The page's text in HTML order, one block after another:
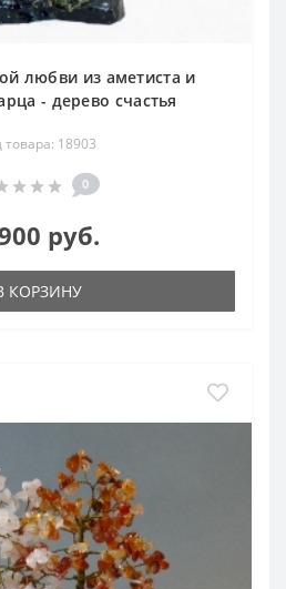
любви из аметиста и
- дерево счастья
товара: 18903
0
руб.
КОРЗИНУ